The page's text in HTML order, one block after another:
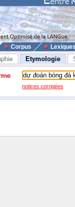
Corpus
Etymologie
notices corrigées